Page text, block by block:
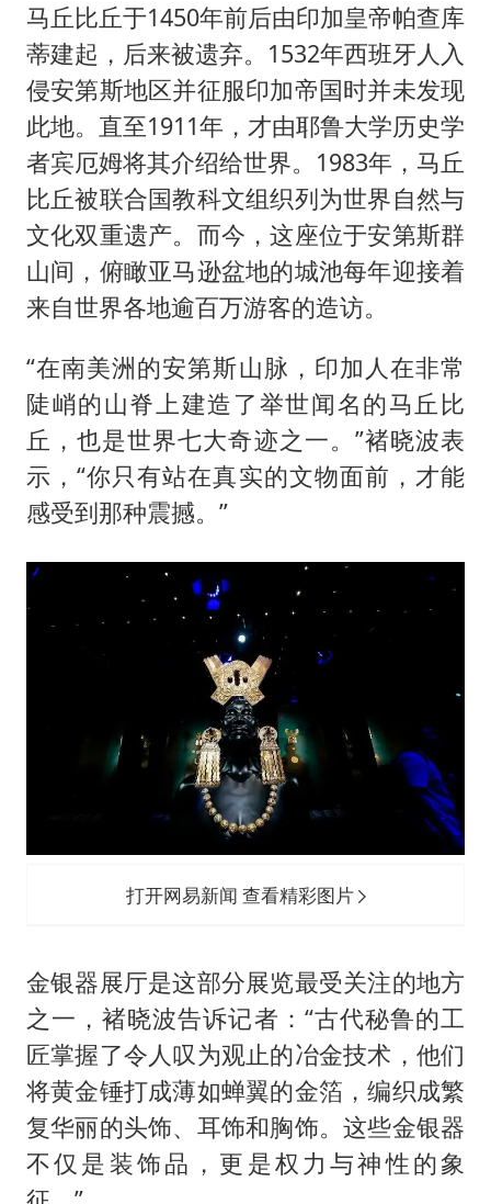
马丘比丘于1450年前后由印加皇帝帕查库
蒂建起，后来被遗弃。1532年西班牙人入
侵安第斯地区并征服印加帝国时并未发现
此地。直至1911年，才由耶鲁大学历史学
者宾厄姆将其介绍给世界。1983年，马丘
比丘被联合国教科文组织列为世界自然与
文化双重遗产。而今，这座位于安第斯群
山间，俯瞰亚马逊盆地的城池每年迎接着
来自世界各地逾百万游客的造访。
“在南美洲的安第斯山脉，印加人在非常
陡峭的山脊上建造了举世闻名的马丘比
丘，也是世界七大奇迹之一。”褚晓波表
示，“你只有站在真实的文物面前，才能
感受到那种震撼。”
打开网易新闻 查看精彩图片
金银器展厅是这部分展览最受关注的地方
之一，褚晓波告诉记者：“古代秘鲁的工
匠掌握了令人叹为观止的冶金技术，他们
将黄金锤打成薄如蝉翼的金箔，编织成繁
复华丽的头饰、耳饰和胸饰。这些金银器
不仅是装饰品，更是权力与神性的象